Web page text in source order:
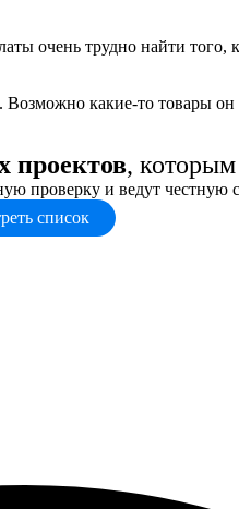
очень трудно найти того,
какие-то товары
проектов,
проверку и ведут честную
список